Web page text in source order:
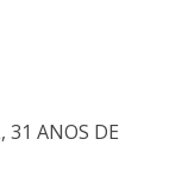
31 ANOS DE